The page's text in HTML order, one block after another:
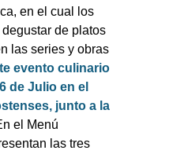
en el cual los
de platos
las series y obras
evento culinario
de Julio en el
junto a la
el Menú
las tres